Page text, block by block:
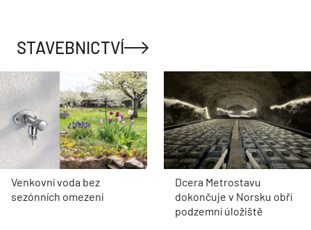
STAVEBNICTVÍ
Venkovní voda bez
sezónních omezení
Dcera Metrostavu
dokončuje v Norsku obří
podzemní úložiště